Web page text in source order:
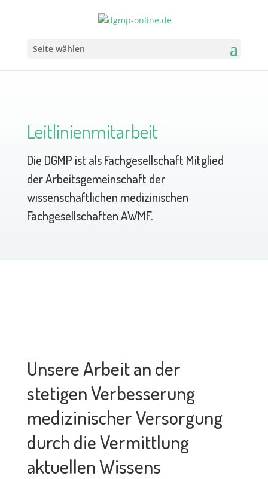
Seite wählen
Leitlinienmitarbeit
Die DGMP ist als Fachgesellschaft Mitglied
der Arbeitsgemeinschaft der
wissenschaftlichen medizinischen
Fachgesellschaften AWMF.
Unsere Arbeit an der
stetigen Verbesserung
medizinischer Versorgung
durch die Vermittlung
aktuellen Wissens